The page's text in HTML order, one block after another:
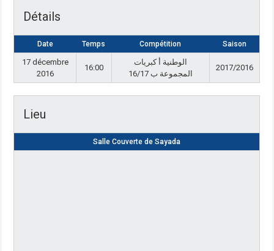
Détails
Date Temps Compétition Saison
17 décembre
2016
16:00
الوطنية أ كبريات
المجموعة ب 16/17
2017/2016
Lieu
Salle Couverte de Sayada